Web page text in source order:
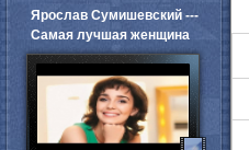
Ярослав Сумишевский ---
Самая лучшая женщина